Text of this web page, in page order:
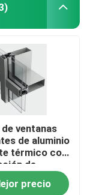
aluminio
ventanas
de aluminio
térmico con
de
IP65
precio